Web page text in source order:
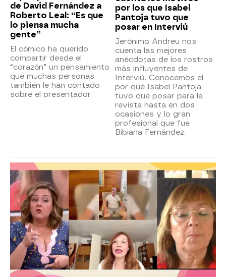
de David Fernández a
Roberto Leal: “Es que
lo piensa mucha
gente”
El cómico ha querido
compartir desde el
“corazón” un pensamiento
que muchas personas
también le han contado
sobre el presentador.
por los que Isabel
Pantoja tuvo que
posar en Interviú
Jerónimo Andreu nos
cuenta las mejores
anécdotas de los rostros
más influyentes de
Interviú. Conocemos el
por qué Isabel Pantoja
tuvo que posar para la
revista hasta en dos
ocasiones y lo gran
profesional que fue
Bibiana Fernández.